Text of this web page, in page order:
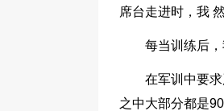
席台走进时，我
每当训练后
在军训中要
之中大部分都是